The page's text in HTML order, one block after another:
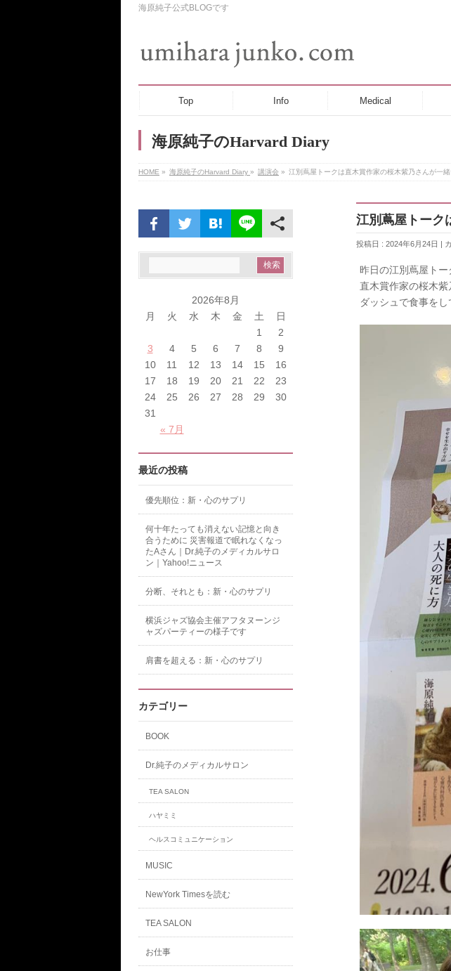
海原純子公式BLOGです
Top Info Medical
海原純子のHarvard Diary
HOME » 海原純子のHarvard Diary » 講演会 » 江別蔦屋トークは直木賞作家の桜木紫乃さんが一緒
江別蔦屋トーク
投稿日 : 2024年6月24日 |
昨日の江別蔦屋トー
直木賞作家の桜木紫
ダッシュで食事を
2026年8月
月
火 水 木 金 土 日
« 7月
1
2
3
4 5 6 7 8
9
10
11 12 13 14 15
16
17
18 19 20 21 22
23
24
25 26 27 28 29
30
31
最近の投稿
優先順位：新・心のサプリ
何十年たっても消えない記憶と向き
合うために 災害報道で眠れなくなっ
たAさん｜Dr.純子のメディカルサロ
ン｜Yahoo!ニュース
分断、それとも：新・心のサプリ
横浜ジャズ協会主催アフタヌーンジ
ャズパーティーの様子です
肩書を超える：新・心のサプリ
カテゴリー
BOOK
Dr.純子のメディカルサロン
TEA SALON
ハヤミミ
ヘルスコミュニケーション
MUSIC
NewYork Timesを読む
TEA SALON
お仕事